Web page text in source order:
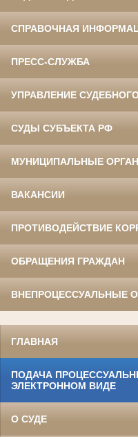
СПРАВОЧНАЯ
ПРЕСС-СЛУЖБА
УПРАВЛЕНИЕ
СУДЫ СУБЪЕКТА РФ
МУНИЦИПАЛЬНЫЕ
ВАКАНСИИ
ПРОТИВОДЕЙСТВИЕ
ОБРАЩЕНИЯ ГРАЖДАН
ВНЕПРОЦЕССУАЛЬНЫЕ
ГЛАВНАЯ
ПОДАЧА
ЭЛЕКТРОННОМ ВИДЕ
О СУДЕ